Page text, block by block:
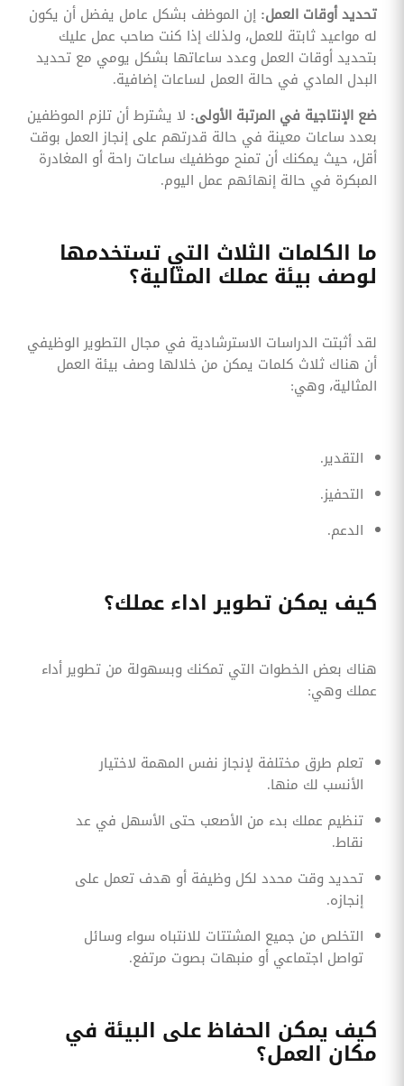
تحديد أوقات العمل: إن الموظف بشكل عامل يفضل أن يكون
له مواعيد ثابتة للعمل، ولذلك إذا كنت صاحب عمل عليك
بتحديد أوقات العمل وعدد ساعاتها بشكل يومي مع تحديد
البدل المادي في حالة العمل لساعات إضافية.
ضع الإنتاجية في المرتبة الأولى: لا يشترط أن تلزم الموظفين
بعدد ساعات معينة في حالة قدرتهم على إنجاز العمل بوقت
أقل، حيث يمكنك أن تمنح موظفيك ساعات راحة أو المغادرة
المبكرة في حالة إنهائهم عمل اليوم.
ما الكلمات الثلاث التي تستخدمها
لوصف بيئة عملك المثالية؟
لقد أثبتت الدراسات الاسترشادية في مجال التطوير الوظيفي
أن هناك ثلاث كلمات يمكن من خلالها وصف بيئة العمل
المثالية، وهي:
التقدير.
التحفيز.
الدعم.
كيف يمكن تطوير اداء عملك؟
هناك بعض الخطوات التي تمكنك وبسهولة من تطوير أداء
عملك وهي:
تعلم طرق مختلفة لإنجاز نفس المهمة لاختيار
الأنسب لك منها.
تنظيم عملك بدء من الأصعب حتى الأسهل في عد
نقاط.
تحديد وقت محدد لكل وظيفة أو هدف تعمل على
إنجازه.
التخلص من جميع المشتتات للانتباه سواء وسائل
تواصل اجتماعي أو منبهات بصوت مرتفع.
كيف يمكن الحفاظ على البيئة في
مكان العمل؟